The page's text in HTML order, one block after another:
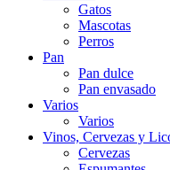
Gatos
Mascotas
Perros
Pan
Pan dulce
Pan envasado
Varios
Varios
Vinos, Cervezas y
Cervezas